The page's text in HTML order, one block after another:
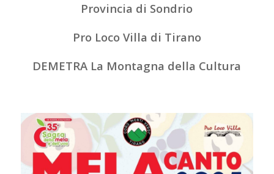
Provincia di Sondrio
Pro Loco Villa di Tirano
DEMETRA La Montagna della Cultura